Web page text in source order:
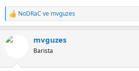
çekirdekler birbirini çok iyi tanıdığında
bilincindeyiz. Biz de her kavurucu gibi kısa
katettik ve katetmeye devam ediyoruz. Şu
olabilecek en iyi haliyle sizlere
keyifle kavurduğumuz, özenle
çekirdeklerimizi de sizlerle paylaşmaktan
T
e
k
NoDRaC ve mvguzes
mvguzes
Barista